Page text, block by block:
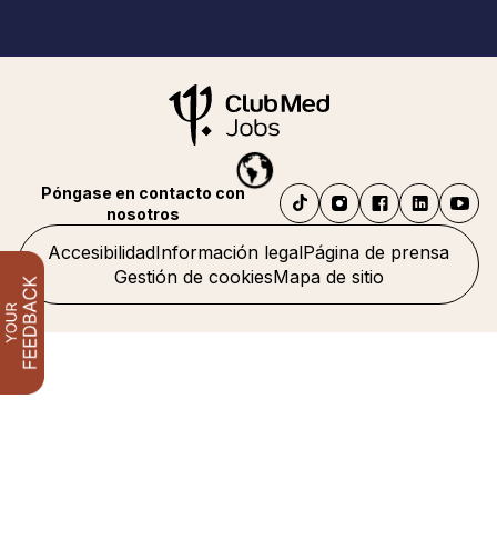
AccesibilidadInformación legalPágina de prensa
Gestión de cookiesMapa de sitio
Póngase en contacto con
nosotros